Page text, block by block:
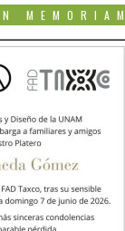
MEMORIAM